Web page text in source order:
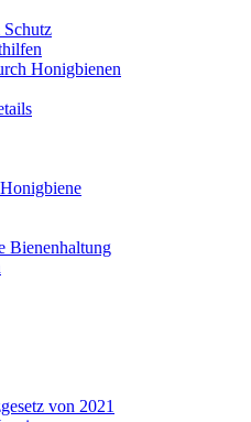
Honigbienen
Bienenhaltung
von 2021